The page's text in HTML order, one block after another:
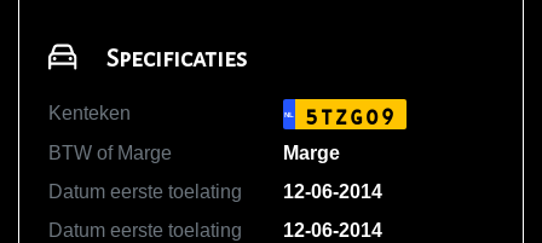
Specificaties
Kenteken NL 5TZG09
BTW of Marge
Marge
Datum eerste toelating
12-06-2014
Datum eerste toelating
12-06-2014